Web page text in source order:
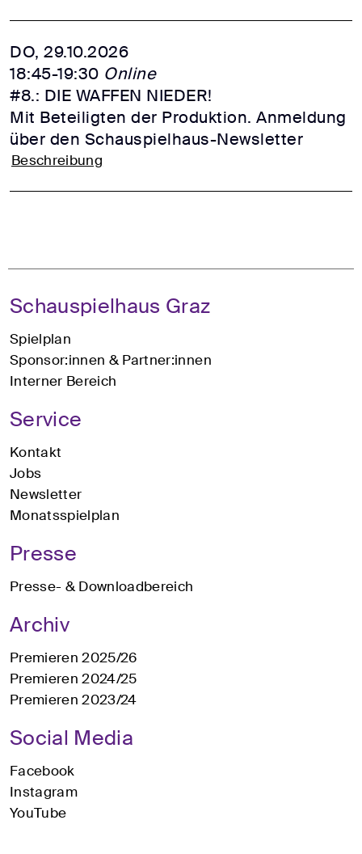
DO, 29.10.2026
18:45-19:30 Online
#8.: DIE WAFFEN NIEDER!
Mit Beteiligten der Produktion. Anmeldung
über den Schauspielhaus-Newsletter
Beschreibung
Schauspielhaus Graz
Spielplan
Sponsor:innen & Partner:innen
Interner Bereich
Service
Kontakt
Jobs
Newsletter
Monatsspielplan
Presse
Presse- & Downloadbereich
Archiv
Premieren 2025/26
Premieren 2024/25
Premieren 2023/24
Social Media
Facebook
Instagram
YouTube